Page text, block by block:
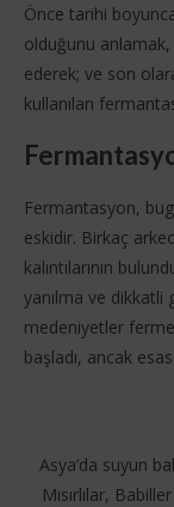
Önce tarihi
olduğunu anlamak,
ederek; ve son
kullanılan
Fermantasyon,
eskidir. Birkaç
kalıntılarının
yanılma ve
medeniyetler
başladı, ancak
Asya’da suyun
Mısırlılar,